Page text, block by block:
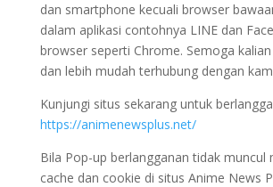
dan smartphone kecuali browser
dalam aplikasi contohnya LINE dan
browser seperti Chrome. Semoga
dan lebih mudah terhubung dengan
Kunjungi situs sekarang untuk
https://animenewsplus.net/
Bila Pop-up berlangganan tidak muncul
cache dan cookie di situs Anime News